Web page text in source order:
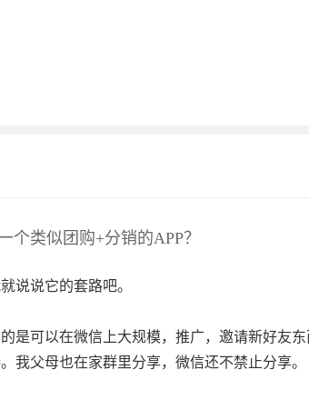
类似团购+分销的APP？
说说它的套路吧。
是可以在微信上大规模，推广，邀请新好友
我父母也在家群里分享，微信还不禁止分享。